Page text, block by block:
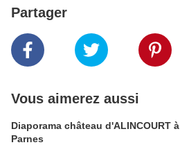
Partager
Vous aimerez aussi
Diaporama château d'ALINCOURT à
Parnes